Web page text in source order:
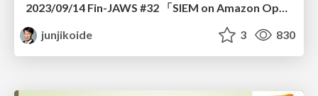
2023/09/14 Fin-JAWS #32 「SIEM on Amazon OpenSearch Serviceを1年運用してわかったこと」
junjikoide
3 830